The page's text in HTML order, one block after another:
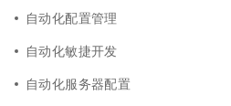
自动化配置管理
自动化敏捷开发
自动化服务器配置